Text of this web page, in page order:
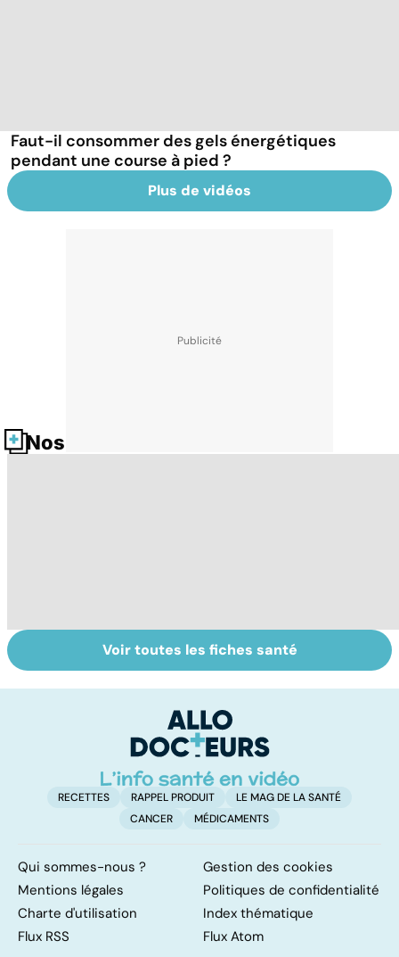
Faut-il consommer des gels énergétiques
pendant une course à pied ?
Plus de vidéos
Nos fiches santé
Comment tenir
ses bonnes
Muscler ses
abdos pour
ventre plat
Voir toutes les fiches santé
RECETTES RAPPEL PRODUIT
LE MAG DE LA SANTÉ
CANCER
MÉDICAMENTS
Qui sommes-nous ?
Gestion des cookies
Mentions légales
Politiques de confidentialité
Charte d'utilisation
Index thématique
Flux RSS
Flux Atom